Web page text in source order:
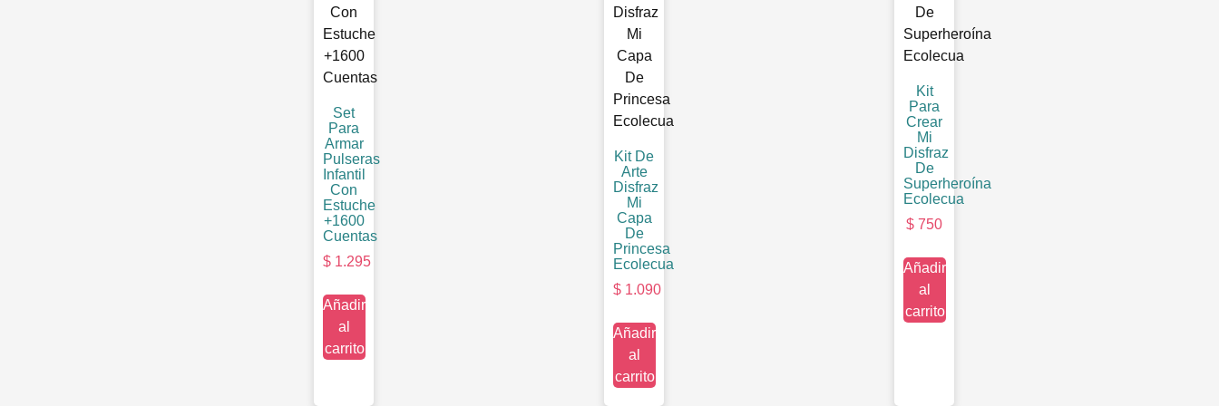
Set
Para
Armar
Pulseras
Infantil
Con
Estuche
+1600
Cuentas
$ 1.295
Añadir
al
carrito
Kit De
Arte
Disfraz
Mi
Capa
De
Princesa
Ecolecua
$ 1.090
Añadir
al
carrito
Kit
Para
Crear
Mi
Disfraz
De
Superheroína
Ecolecua
$ 750
Añadir
al
carrito